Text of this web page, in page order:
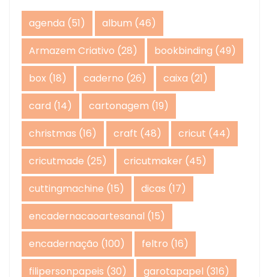
agenda (51) album (46)
Armazem Criativo (28) bookbinding (49)
box (18) caderno (26) caixa (21)
card (14) cartonagem (19)
christmas (16) craft (48) cricut (44)
cricutmade (25) cricutmaker (45)
cuttingmachine (15) dicas (17)
encadernacaoartesanal (15)
encadernação (100) feltro (16)
filipersonpapeis (30) garotapapel (316)